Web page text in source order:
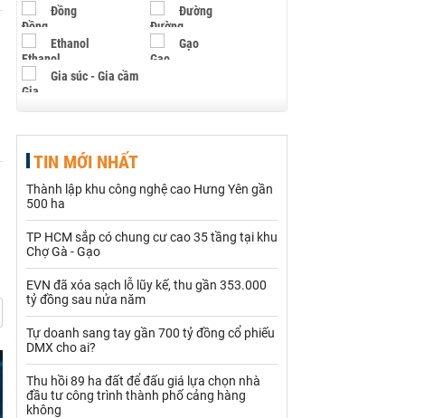
Đồng Đường
Ethanol Gạo
Gia súc - Gia cầm
Hạt điều
Khí đốt
Kim loại khác Mắc ca
Muối Ngũ cốc
Nhựa - Hạt nhựa
Palladium Phân bón
Rau - Củ -Quả Sắt thép
TIN MỚI NHẤT
Thành lập khu công nghệ cao Hưng Yên gần
500 ha
TP HCM sắp có chung cư cao 35 tầng tại khu
Chợ Gà - Gạo
EVN đã xóa sạch lỗ lũy kế, thu gần 353.000
tỷ đồng sau nửa năm
Tự doanh sang tay gần 700 tỷ đồng cổ phiếu
DMX cho ai?
Thu hồi 89 ha đất để đấu giá lựa chọn nhà
đầu tư công trình thành phố cảng hàng
không